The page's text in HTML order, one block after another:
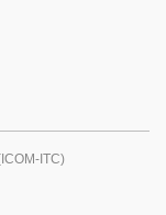
ITC)